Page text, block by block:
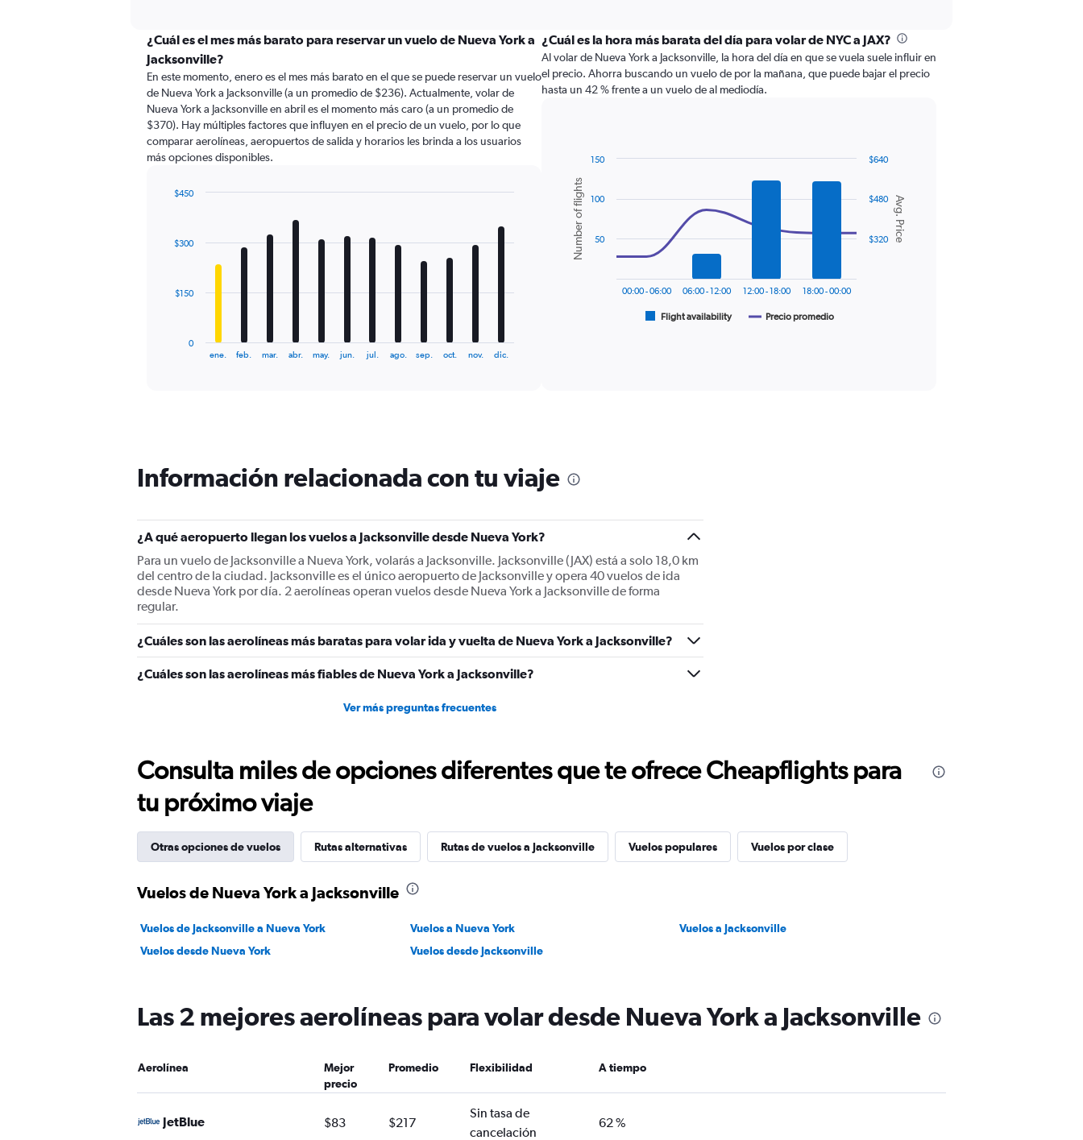
categories.
Range:
91
categories.
The
chart
has
1
Y
displaying
¿Cuál es el mes más barato para reservar un vuelo de Nueva York a
Jacksonville?
En este momento, enero es el mes más barato en el que se puede reservar un vuelo
de Nueva York a Jacksonville (a un promedio de $236). Actualmente, volar de
Nueva York a Jacksonville en abril es el momento más caro (a un promedio de
$370). Hay múltiples factores que influyen en el precio de un vuelo, por lo que
comparar aerolíneas, aeropuertos de salida y horarios les brinda a los usuarios
más opciones disponibles.
12
The
chart
has
Y
axis
displaying
values.
Range:
0
to
450.
ene. feb. mar. abr. may. jun. jul. ago. sep. oct. nov. dic.
0
$150
$300
$450
¿Cuál es la hora más barata del día para volar de NYC a JAX?
Al volar de Nueva York a Jacksonville, la hora del día en que se vuela suele influir en
el precio. Ahorra buscando un vuelo de por la mañana, que puede bajar el precio
hasta un 42 % frente a un vuelo de al mediodía.
Combination
chart
with
data
series.
has
2
axes
Price
and
Number
flights.
Chart
graphic.
Avg. Price
Number of flights
Flight availability Precio promedio
00:00 - 06:00 06:00 - 12:00 12:00 - 18:00 18:00 - 00:00
$320
$480
$640
50
100
150
Información relacionada con tu viaje
¿A qué aeropuerto llegan los vuelos a Jacksonville desde Nueva York?
Para un vuelo de Jacksonville a Nueva York, volarás a Jacksonville. Jacksonville (JAX) está a solo 18,0 km
del centro de la ciudad. Jacksonville es el único aeropuerto de Jacksonville y opera 40 vuelos de ida
desde Nueva York por día. 2 aerolíneas operan vuelos desde Nueva York a Jacksonville de forma
regular.
¿Cuáles son las aerolíneas más baratas para volar ida y vuelta de Nueva York a Jacksonville?
¿Cuáles son las aerolíneas más fiables de Nueva York a Jacksonville?
Ver más preguntas frecuentes
Consulta miles de opciones diferentes que te ofrece Cheapflights para
tu próximo viaje
Otras opciones de vuelos Rutas alternativas Rutas de vuelos a Jacksonville Vuelos populares Vuelos por clase
Vuelos de Nueva York a Jacksonville
Vuelos de Jacksonville a Nueva York Vuelos a Nueva York
Vuelos a Jacksonville
Vuelos desde Nueva York
Vuelos desde Jacksonville
Las 2 mejores aerolíneas para volar desde Nueva York a Jacksonville
Aerolínea
Mejor
precio
Promedio Flexibilidad A tiempo
JetBlue $83 $217
Sin tasa de
cancelación
62 %